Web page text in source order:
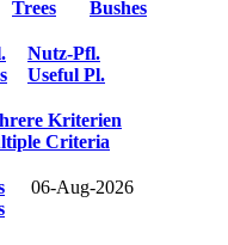
Trees
Bushes
Nutz-Pfl.
Useful Pl.
Kriterien
Criteria
06-Aug-2026